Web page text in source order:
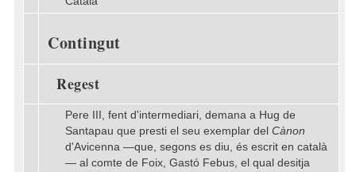
Contingut
Regest
Pere III, fent d'intermediari, demana a Hug de
Santapau que presti el seu exemplar del Cànon
d'Avicenna —que, segons es diu, és escrit en català
— al comte de Foix, Gastó Febus, el qual desitja